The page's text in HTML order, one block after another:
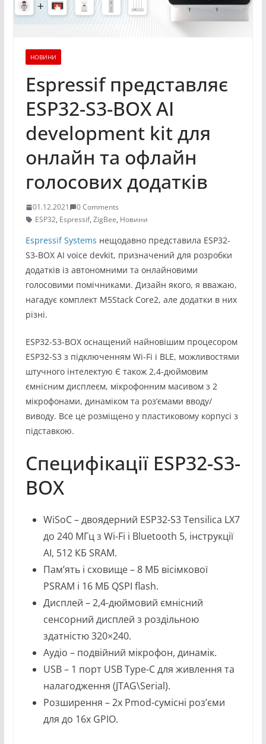
НОВИНИ
Espressif представляє
ESP32-S3-BOX AI
development kit для
онлайн та офлайн
голосових додатків
01.12.2021
0 Comments
ESP32, Espressif, ZigBee, Новини
Espressif Systems нещодавно представила ESP32-
S3-BOX AI voice devkit, призначений для розробки
додатків із автономними та онлайновими
голосовими помічниками. Дизайн якого, я вважаю,
нагадує комплект M5Stack Core2, але додатки в них
різні.
ESP32-S3-BOX оснащений найновішим процесором
ESP32-S3 з підключенням Wi-Fi і BLE, можливостями
штучного інтелектую Є також 2,4-дюймовим
ємнісним дисплеєм, мікрофонним масивом з 2
мікрофонами, динаміком та роз’ємами вводу/
виводу. Все це розміщено у пластиковому корпусі з
підставкою.
Специфікації ESP32-S3-
BOX
WiSoC – двоядерний ESP32-S3 Tensilica LX7
до 240 МГц з Wi-Fi і Bluetooth 5, інструкції
AI, 512 КБ SRAM.
Пам’ять і сховище – 8 МБ вісімкової
PSRAM і 16 МБ QSPI flash.
Дисплей – 2,4-дюймовий ємнісний
сенсорний дисплей з роздільною
здатністю 320×240.
Аудіо – подвійний мікрофон, динамік.
USB – 1 порт USB Type-C для живлення та
налагодження (JTAG\Serial).
Розширення – 2x Pmod-сумісні роз’єми
для до 16x GPIO.